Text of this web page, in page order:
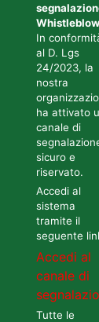
In
al D. Lgs
24/2023, la
nostra
ha attivato
canale di
sicuro e
riservato.
Accedi al
sistema
tramite il
seguente
Accedi al
canale di
Tutte le